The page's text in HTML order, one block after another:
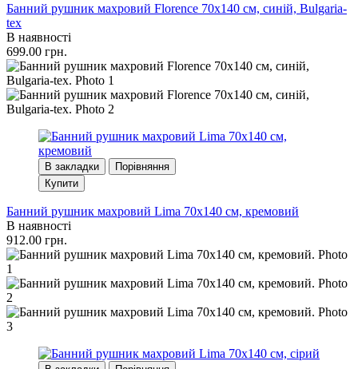
Банний рушник махровий Florence 70x140 см, синій, Bulgaria-
tex
В наявності
699.00 грн.
В закладки
Порівняння
Купити
Банний рушник махровий Lima 70х140 см, кремовий
В наявності
912.00 грн.